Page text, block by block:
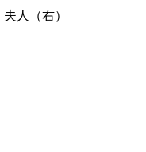
夫人（右）